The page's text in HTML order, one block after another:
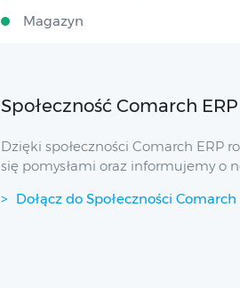
Magazyn
Społeczność Comarch ERP
Dzięki społeczności Comarch ERP
się pomysłami oraz informujemy o
Dołącz do Społeczności Comarch